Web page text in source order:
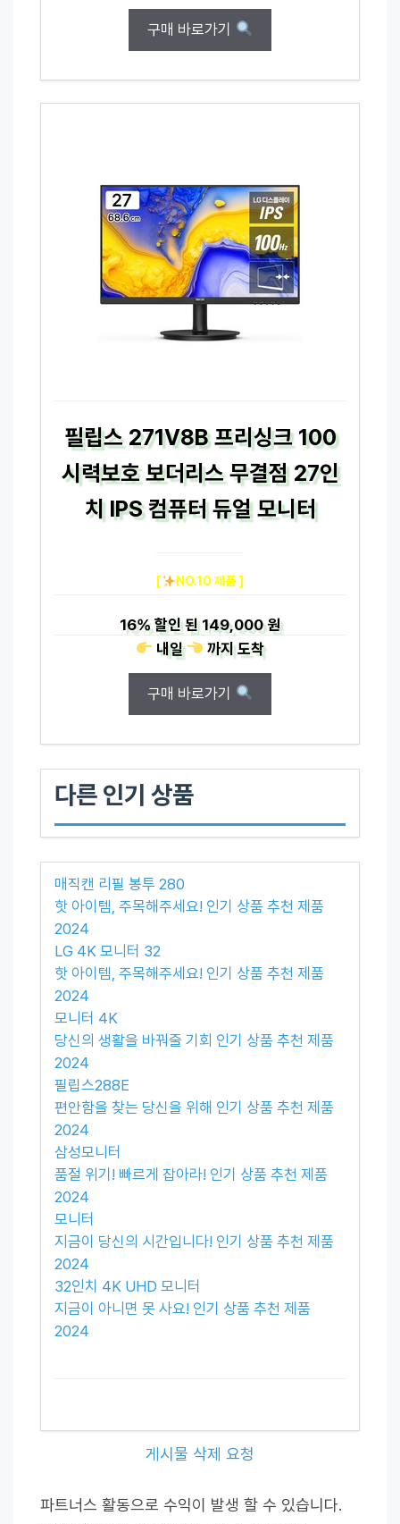
구매 바로가기
필립스 271V8B 프리싱크 100
시력보호 보더리스 무결점 27인
치 IPS 컴퓨터 듀얼 모니터
[ NO.10 제품 ]
16%할인 된149,000 원
내일
까지도착
구매 바로가기
다른 인기 상품
매직캔 리필 봉투 280
핫 아이템, 주목해주세요! 인기 상품 추천 제품
2024
LG 4K 모니터 32
핫 아이템, 주목해주세요! 인기 상품 추천 제품
2024
모니터 4K
당신의 생활을 바꿔줄 기회 인기 상품 추천 제품
2024
필립스288E
편안함을 찾는 당신을 위해 인기 상품 추천 제품
2024
삼성모니터
품절 위기! 빠르게 잡아라! 인기 상품 추천 제품
2024
모니터
지금이 당신의 시간입니다! 인기 상품 추천 제품
2024
32인치 4K UHD 모니터
지금이 아니면 못 사요! 인기 상품 추천 제품
2024
게시물 삭제 요청
파트너스 활동으로 수익이 발생 할 수 있습니다.